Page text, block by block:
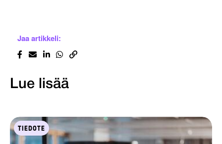
Jaa artikkeli:
Lue lisää
TIEDOTE